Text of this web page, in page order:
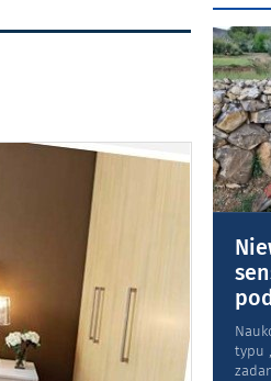
typu